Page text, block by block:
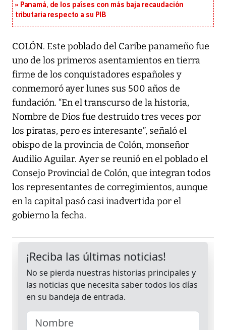
Panamá, de los países con más baja recaudación
tributaria respecto a su PIB
COLÓN. Este poblado del Caribe panameño fue
uno de los primeros asentamientos en tierra
firme de los conquistadores españoles y
conmemoró ayer lunes sus 500 años de
fundación. “En el transcurso de la historia,
Nombre de Dios fue destruido tres veces por
los piratas, pero es interesante”, señaló el
obispo de la provincia de Colón, monseñor
Audilio Aguilar. Ayer se reunió en el poblado el
Consejo Provincial de Colón, que integran todos
los representantes de corregimientos, aunque
en la capital pasó casi inadvertida por el
gobierno la fecha.